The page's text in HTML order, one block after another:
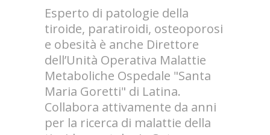
Esperto di patologie della
tiroide, paratiroidi, osteoporosi
e obesità è anche Direttore
dell’Unità Operativa Malattie
Metaboliche Ospedale "Santa
Maria Goretti" di Latina.
Collabora attivamente da anni
per la ricerca di malattie della